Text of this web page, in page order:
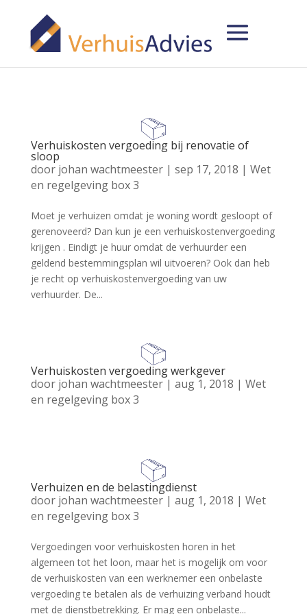
Verhuiskosten vergoeding bij renovatie of
sloop
door johan wachtmeester| sep 17, 2018 | Wet
en regelgeving box 3
Moet je verhuizen omdat je woning wordt gesloopt of
gerenoveerd? Dan kun je een verhuiskostenvergoeding
krijgen . Eindigt je huur omdat de verhuurder een
geldend bestemmingsplan wil uitvoeren? Ook dan heb
je recht op verhuiskostenvergoeding van uw
verhuurder. De...
Verhuiskosten vergoeding werkgever
door johan wachtmeester| aug 1, 2018 | Wet
en regelgeving box 3
Verhuizen en de belastingdienst
door johan wachtmeester| aug 1, 2018 | Wet
en regelgeving box 3
Vergoedingen voor verhuiskosten horen in het
algemeen tot het loon, maar het is mogelijk om voor
de verhuiskosten van een werknemer een onbelaste
vergoeding te betalen als de verhuizing verband houdt
met de dienstbetrekking. Er mag een onbelaste...